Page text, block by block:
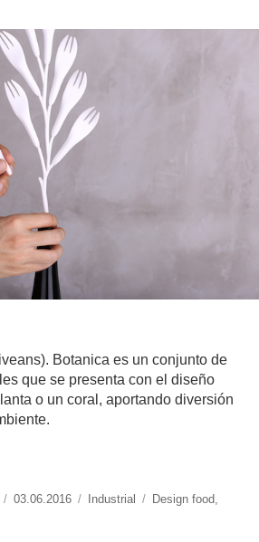
Botanica es un conjunto de
que se presenta con el diseño
o un coral, aportando diversión
author/joselina-
Publicado
03.06.2016 Categorías
Industrial Etiquetas
Design food,